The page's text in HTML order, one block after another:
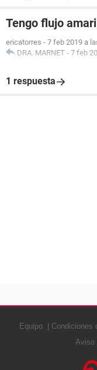
Tengo flujo
ericatorres - 7 feb 2019 a
DRA. MARNET - 7 feb
1 respuesta
Equipo Condiciones
Aviso